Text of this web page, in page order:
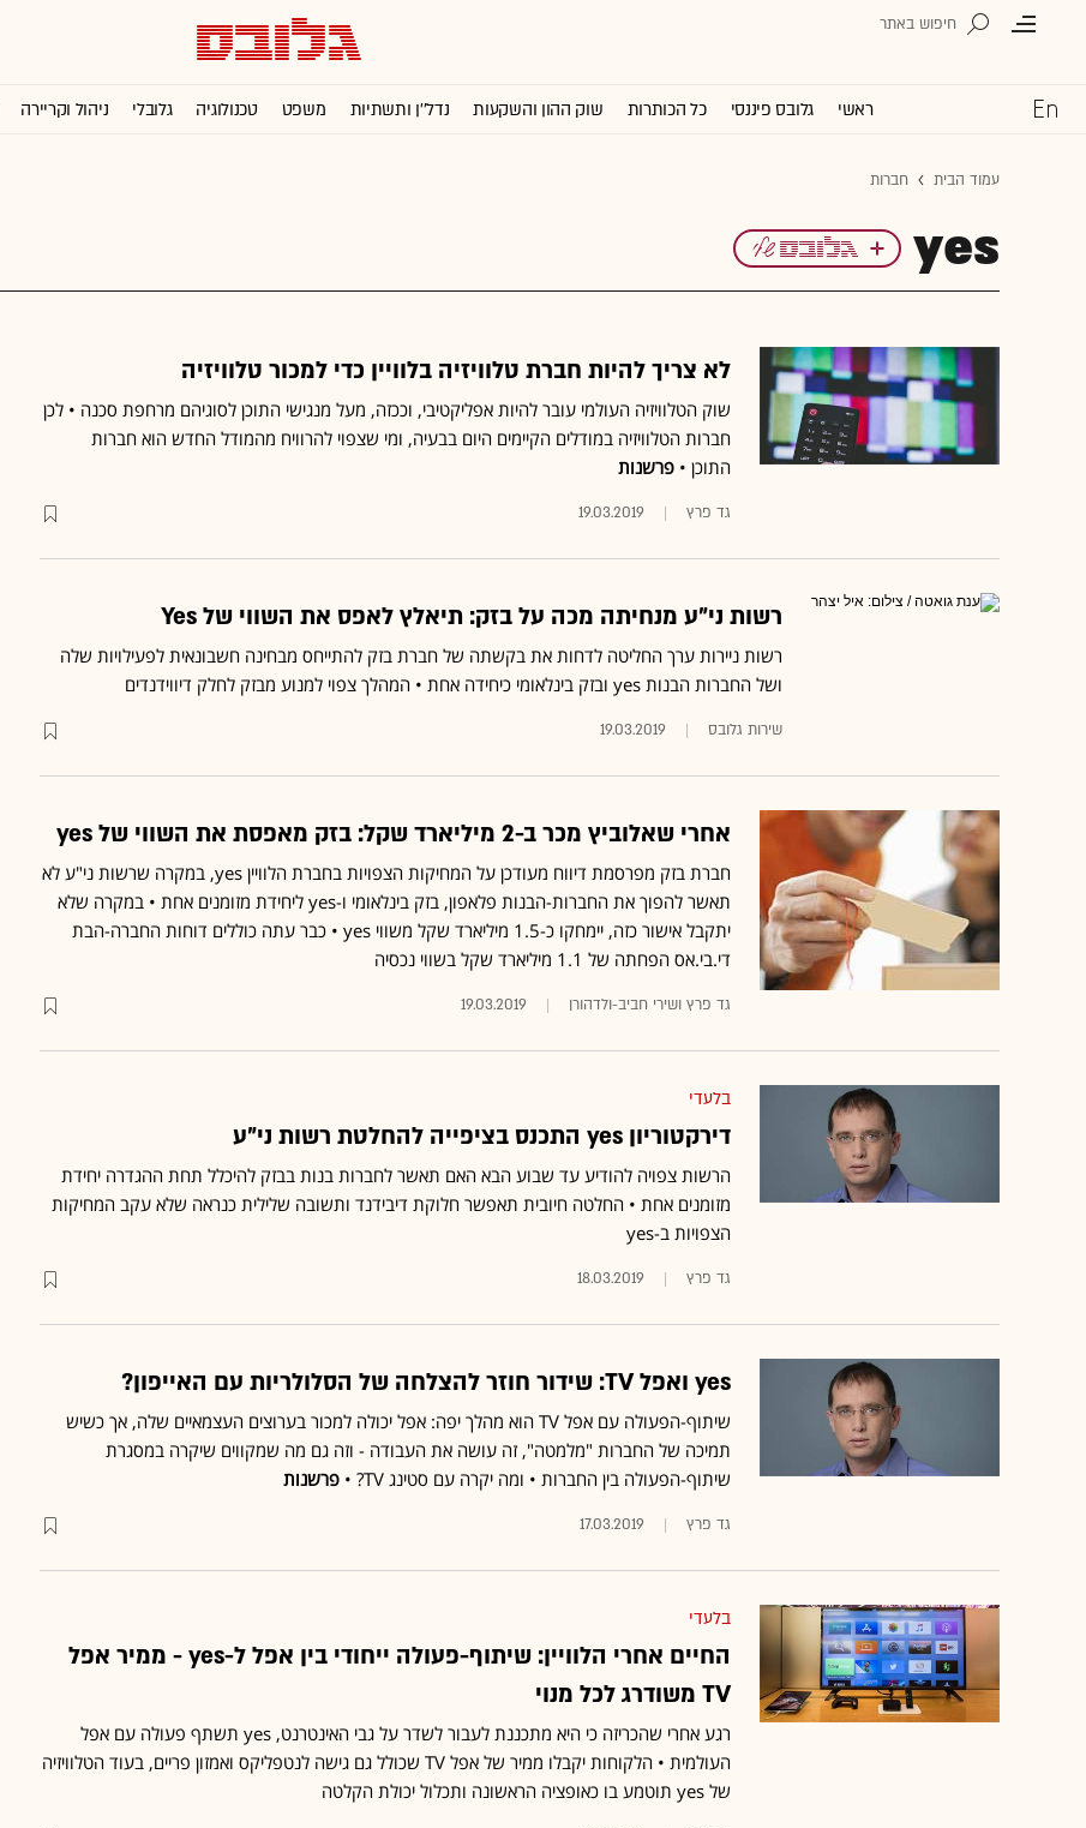
ראשי גלובס פיננסי כל הכותרות שוק ההון והשקעות נדל''ן ותשתיות משפט טכנולוגיה גלובלי ניהול וקריירה
עמוד הבית חברות
yes
לא צריך להיות חברת טלוויזיה בלוויין כדי למכור טלוויזיה
שוק הטלוויזיה העולמי עובר להיות אפליקטיבי, וככזה, מעל מנגישי התוכן לסוגיהם מרחפת סכנה • לכן
חברות הטלוויזיה במודלים הקיימים היום בבעיה, ומי שצפוי להרוויח מהמודל החדש הוא חברות
התוכן • פרשנות
גד פרץ 19.03.2019
רשות ני"ע מנחיתה מכה על בזק: תיאלץ לאפס את השווי של Yes
רשות ניירות ערך החליטה לדחות את בקשתה של חברת בזק להתייחס מבחינה חשבונאית לפעילויות שלה
ושל החברות הבנות yes ובזק בינלאומי כיחידה אחת • המהלך צפוי למנוע מבזק לחלק דיווידנדים
שירות גלובס 19.03.2019
אחרי שאלוביץ מכר ב-2 מיליארד שקל: בזק מאפסת את השווי של yes
חברת בזק מפרסמת דיווח מעודכן על המחיקות הצפויות בחברת הלוויין yes, במקרה שרשות ני"ע לא
תאשר להפוך את החברות-הבנות פלאפון, בזק בינלאומי ו-yes ליחידת מזומנים אחת • במקרה שלא
יתקבל אישור כזה, יימחקו כ-1.5 מיליארד שקל משווי yes • כבר עתה כוללים דוחות החברה-הבת
די.בי.אס הפחתה של 1.1 מיליארד שקל בשווי נכסיה
גד פרץ ושירי חביב-ולדהורן 19.03.2019
בלעדי
דירקטוריון yes התכנס בציפייה להחלטת רשות ני"ע
הרשות צפויה להודיע עד שבוע הבא האם תאשר לחברות בנות בבזק להיכלל תחת ההגדרה יחידת
מזומנים אחת • החלטה חיובית תאפשר חלוקת דיבידנד ותשובה שלילית כנראה שלא עקב המחיקות
הצפויות ב-yes
גד פרץ 18.03.2019
yes ואפל TV: שידור חוזר להצלחה של הסלולריות עם האייפון?
שיתוף-הפעולה עם אפל TV הוא מהלך יפה: אפל יכולה למכור בערוצים העצמאיים שלה, אך כשיש
תמיכה של החברות "מלמטה", זה עושה את העבודה - וזה גם מה שמקווים שיקרה במסגרת
שיתוף-הפעולה בין החברות • ומה יקרה עם סטינג TV? •
פרשנות
גד פרץ 17.03.2019
בלעדי
החיים אחרי הלוויין: שיתוף-פעולה ייחודי בין אפל ל-yes - ממיר אפל
TV משודרג לכל מנוי
רגע אחרי שהכריזה כי היא מתכננת לעבור לשדר על גבי האינטרנט, yes תשתף פעולה עם אפל
העולמית • הלקוחות יקבלו ממיר של אפל TV שכולל גם גישה לנטפליקס ואמזון פריים, בעוד הטלוויזיה
של yes תוטמע בו כאופציה הראשונה ותכלול יכולת הקלטה